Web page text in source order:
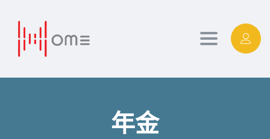
Toggle
navigation
年金